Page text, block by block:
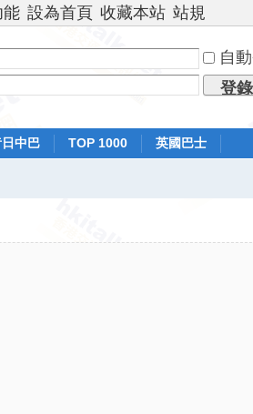
能 設為首頁 收藏本站 站規
自
登錄
中巴 TOP 1000
英國巴士